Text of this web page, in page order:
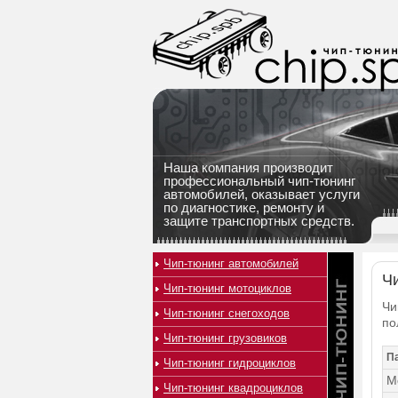
Наша компания производит
профессиональный чип-тюнинг
автомобилей, оказывает услуги
по диагностике, ремонту и
защите транспортных средств.
Чип-тюнинг автомобилей
Чип-тюнинг мотоциклов
Чип-тюнинг снегоходов
Чип-тюнинг грузовиков
Чип-тюнинг гидроциклов
Чип-тюнинг квадроциклов